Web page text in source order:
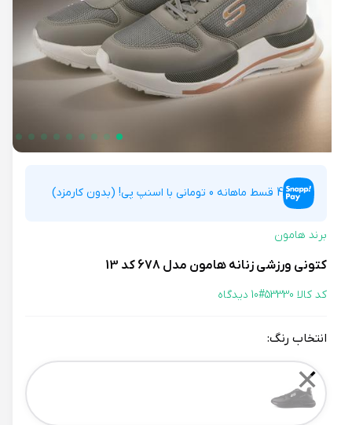
4 قسط ماهانه 0 تومانی با اسنپ پی! (بدون کارمزد)
برند هامون
کتونی ورزشی زنانه هامون مدل 678 کد 13
کد کالا 53330# 10 دیدگاه
انتخاب رنگ:
Color
✕